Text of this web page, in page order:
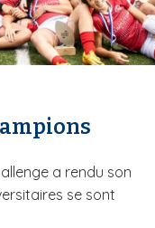
a rendu son
se sont